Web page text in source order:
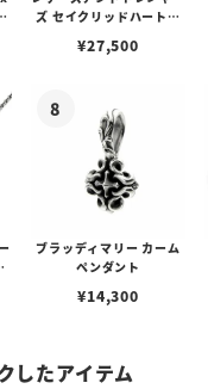
ズ セイクリッドハートピ
¥27,500
ブラッディマリー カーム
ペンダント
¥14,300
したアイテム